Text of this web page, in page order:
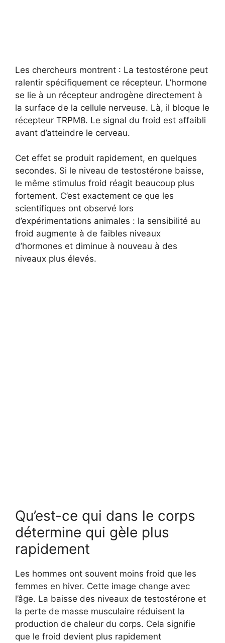
Les chercheurs montrent : La testostérone peut
ralentir spécifiquement ce récepteur. L’hormone
se lie à un récepteur androgène directement à
la surface de la cellule nerveuse. Là, il bloque le
récepteur TRPM8. Le signal du froid est affaibli
avant d’atteindre le cerveau.
Cet effet se produit rapidement, en quelques
secondes. Si le niveau de testostérone baisse,
le même stimulus froid réagit beaucoup plus
fortement. C’est exactement ce que les
scientifiques ont observé lors
d’expérimentations animales : la sensibilité au
froid augmente à de faibles niveaux
d’hormones et diminue à nouveau à des
niveaux plus élevés.
Qu’est-ce qui dans le corps
détermine qui gèle plus
rapidement
Les hommes ont souvent moins froid que les
femmes en hiver. Cette image change avec
l’âge. La baisse des niveaux de testostérone et
la perte de masse musculaire réduisent la
production de chaleur du corps. Cela signifie
que le froid devient plus rapidement